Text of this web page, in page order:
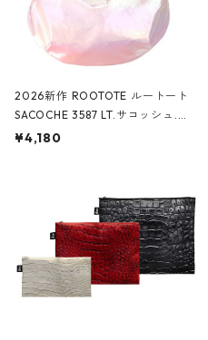
2026新作 ROOTOTE ルートート
SACOCHE 3587 LT.サコッシュ.ル
ミエ-B ショルダーバッグ グロスピ
¥4,180